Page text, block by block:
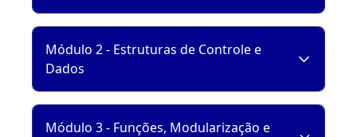
Módulo 2 - Estruturas de Controle e
Dados
Módulo 3 - Funções, Modularização e